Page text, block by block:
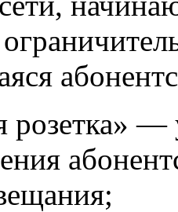
розетка» —